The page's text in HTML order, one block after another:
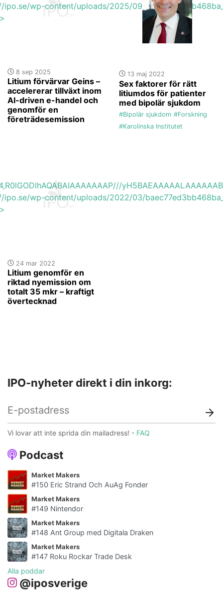
wp-content/uploads/2025/09/
8 sep 2025
Litium förvärvar Geins –
accelererar tillväxt inom
AI-driven e-handel och
genomför en
företrädesemission
13 maj 2022
Sex faktorer för rätt
litiumdos för patienter
med bipolär sjukdom
#Bipolär sjukdom #Forskning
#Karolinska Institutet
wp-content/uploads/2022/03/
24 mar 2022
Litium genomför en
riktad nyemission om
totalt 35 mkr – kraftigt
övertecknad
Podcast
Market Makers
#150 Eric Strand Och AuAg Fonder
Market Makers
#149 Nintendor
Market Makers
#148 Ant Group med Digitala Draken
Market Makers
#147 Roku Rockar Trade Desk
Alla poddar
@iposverige
IPO-nyheter direkt i din inkorg:
Vi lovar att inte sprida din mailadress! - FAQ